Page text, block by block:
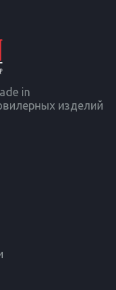
in
изделий